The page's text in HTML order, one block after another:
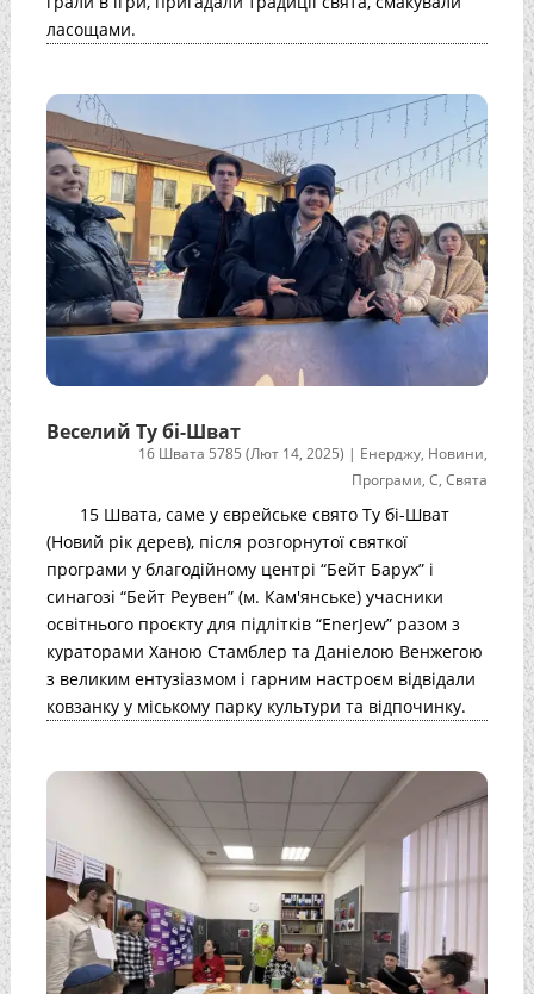
ласощами.
Веселий Ту бі-Шват
16 Швата 5785 (Лют 14, 2025) | Енерджу, Новини,
Програми,С,Свята
15 Швата, саме у єврейське свято Ту бі-Шват
(Новий рік дерев), після розгорнутої святкої
програми у благодійному центрі “Бейт Барух” і
синагозі “Бейт Реувен” (м. Кам'янське) учасники
освітнього проєкту для підлітків “EnerJew” разом з
кураторами Ханою Стамблер та Даніелою Венжегою
з великим ентузіазмом і гарним настроєм відвідали
ковзанку у міському парку культури та відпочинку.